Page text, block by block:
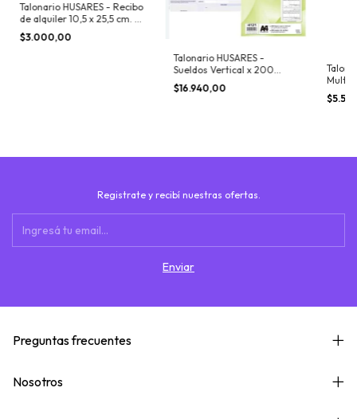
Talonario HUSARES - Recibo
de alquiler 10,5 x 25,5 cm. -
Cod. 1903
$3.000,00
Talonario HUSARES -
Sueldos Vertical x 200
recibos - Cod. 4121
$16.940,00
cm. -
Registrate y recibí nuestras ofertas.
Preguntas frecuentes
Nosotros